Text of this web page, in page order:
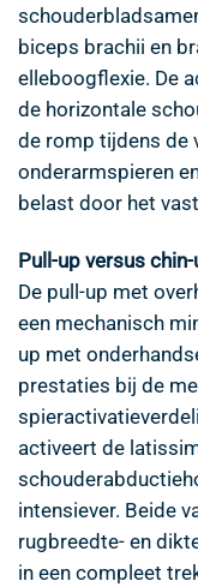
biceps brachii en
elleboogflexie. De
de horizontale
de romp tijdens de
onderarmspieren
belast door het
Pull-up versus
De pull-up met
een mechanisch
up met
prestaties bij de
activeert de
intensiever. Beide
rugbreedte- en
in een compleet